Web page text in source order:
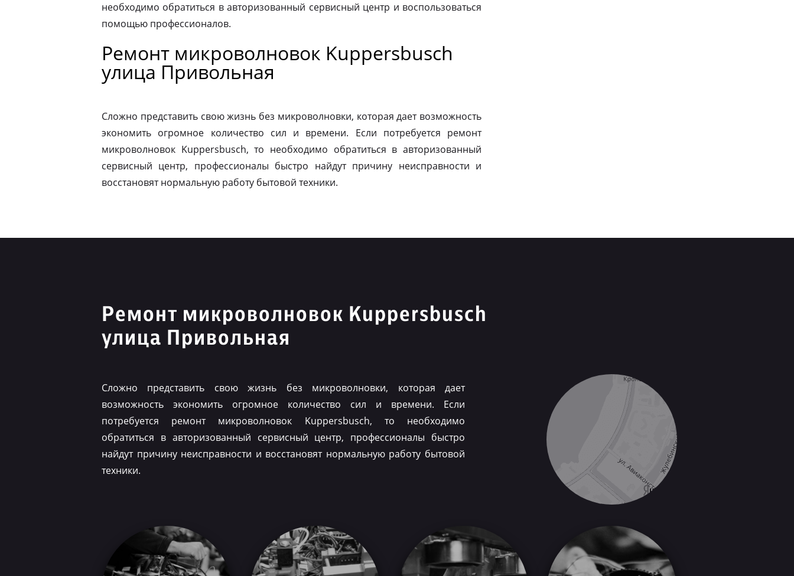
необходимо обратиться в авторизованный сервисный центр и воспользоваться
помощью профессионалов.
Ремонт микроволновок Kuppersbusch
улица Привольная
Сложно представить свою жизнь без микроволновки, которая дает возможность
экономить огромное количество сил и времени. Если потребуется ремонт
микроволновок Kuppersbusch, то необходимо обратиться в авторизованный
сервисный центр, профессионалы быстро найдут причину неисправности и
восстановят нормальную работу бытовой техники.
Ремонт микроволновок Kuppersbusch
улица Привольная
Сложно представить свою жизнь без микроволновки, которая дает
возможность экономить огромное количество сил и времени. Если
потребуется ремонт микроволновок Kuppersbusch, то необходимо
обратиться в авторизованный сервисный центр, профессионалы быстро
найдут причину неисправности и восстановят нормальную работу бытовой
техники.